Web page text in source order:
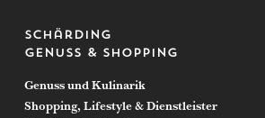
Schärding
Genuss & Shopping
Genuss und Kulinarik
Shopping, Lifestyle & Dienstleister